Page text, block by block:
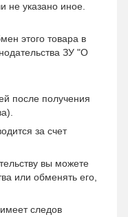
не указано иное.
этого товара в
ЗУ "О
после получения
за счет
вы можете
или обменять его,
следов